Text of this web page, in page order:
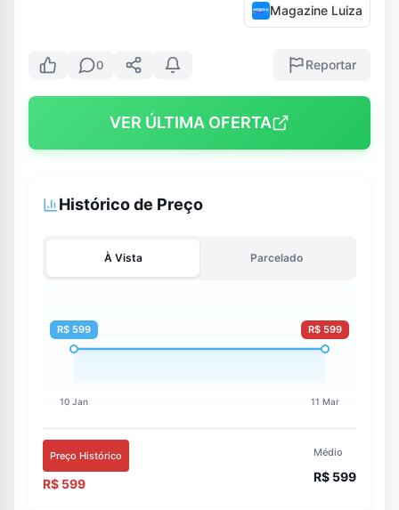
Magazine Luiza
0 Reportar
VER ÚLTIMA OFERTA
Histórico de Preço
À Vista Parcelado
Preço Histórico
R$ 599
Médio
R$ 599